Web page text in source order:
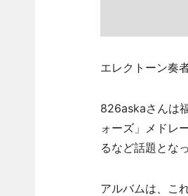
エレクトーン奏
826askaさんは
ォーズ」メドレ
るなど話題とな
アルバムは、こ